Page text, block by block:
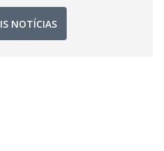
NOTÍCIAS